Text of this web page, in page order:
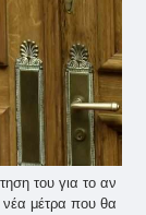
του για το αν
νέα μέτρα που θα